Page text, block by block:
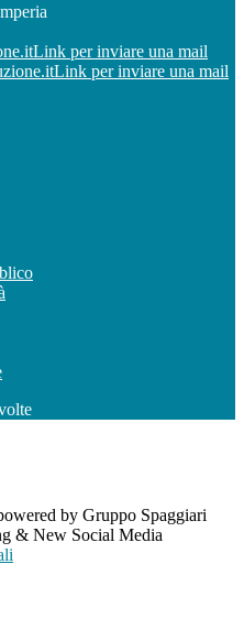
Link per inviare una mail
Link per inviare una mail
by Gruppo Spaggiari
& New Social Media